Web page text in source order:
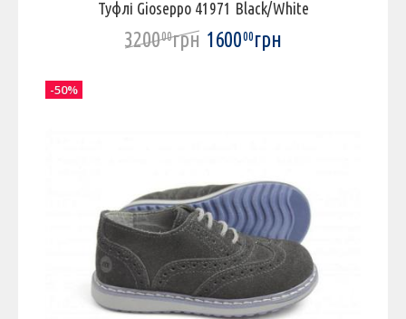
Туфлі Gioseppo 41971 Black/White
320000грн 160000грн
-50%